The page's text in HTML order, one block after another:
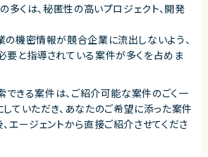
くは、秘匿性の高いプロジェクト、開発
機密情報が競合企業に流出しないよう、
要と指導されている案件が多くを占めま
きる案件は、ご紹介可能な案件のごく一
ていただき、 あなたのご希望に添った案件
エージェントから直接ご紹介させてくださ